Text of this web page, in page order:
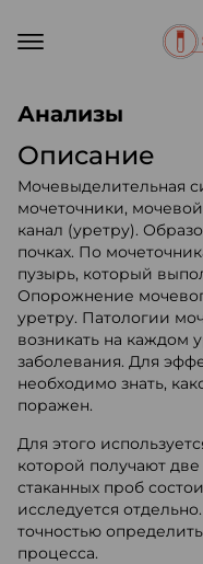
Анализы
Описание
Мочевыделительная
мочеточники,
канал (уретру).
почках. По
пузырь, который
Опорожнение
уретру. Патологии
возникать на каждом
заболевания. Для
необходимо знать,
поражен.
Для этого
которой получают
стаканных проб
исследуется
точностью
процесса.